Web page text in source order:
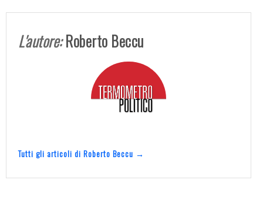
L'autore:Roberto Beccu
Tutti gli articoli di Roberto Beccu →